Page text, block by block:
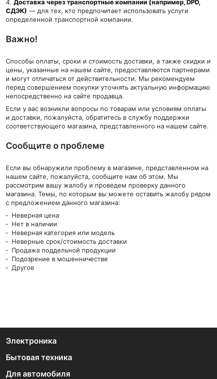
Доставка через транспортные компании (например, DPD,
СДЭК) — для тех, кто предпочитает использовать услуги
определенной транспортной компании.
Важно!
Способы оплаты, сроки и стоимость доставки, а также скидки и
цены, указанные на нашем сайте, предоставляются партнерами
и могут отличаться от действительности. Мы рекомендуем
перед совершением покупки уточнять актуальную информацию
непосредственно на сайте продавца.
Если у вас возникли вопросы по товарам или условиям оплаты
и доставки, пожалуйста, обратитесь в службу поддержки
соответствующего магазина, представленного на нашем сайте.
Сообщите о проблеме
Если вы обнаружили проблему в магазине, представленном на
нашем сайте, пожалуйста, сообщите нам об этом. Мы
рассмотрим вашу жалобу и проведем проверку данного
магазина. Темы, по которым вы можете оставить жалобу рядом
с предложением данного магазина:
Неверная цена
Нет в наличии
Неверная категория или модель
Неверные срок/стоимость доставки
Продажа поддельной продукции
Подозрение в мошенничестве
Другое
Электроника
Бытовая техника
Для автомобиля